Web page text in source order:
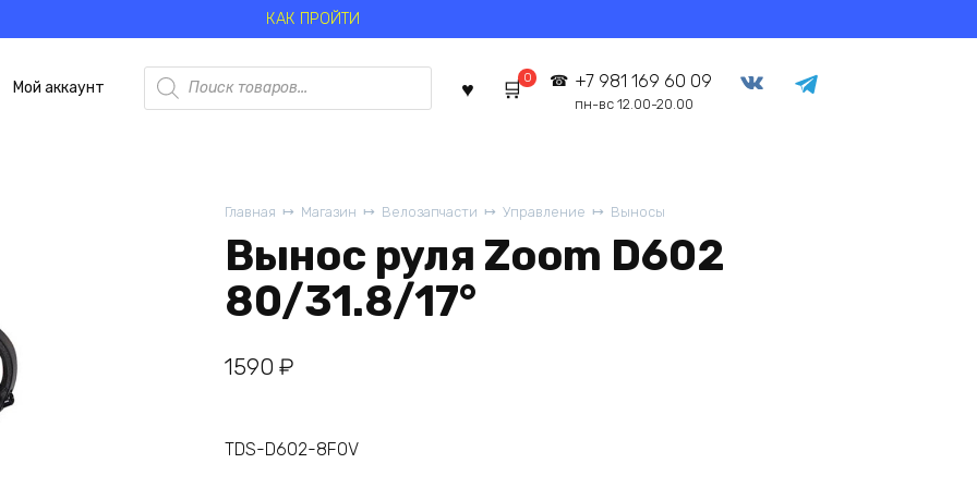
КАК ПРОЙТИ
Мой аккаунт
Поиск
товаров
0 +7 981 169 60 09
пн-вс 12.00-20.00
Главная
Магазин Велозапчасти Управление Выносы
Вынос руля Zoom D602
80/31.8/17°
1590 ₽
TDS-D602-8FOV